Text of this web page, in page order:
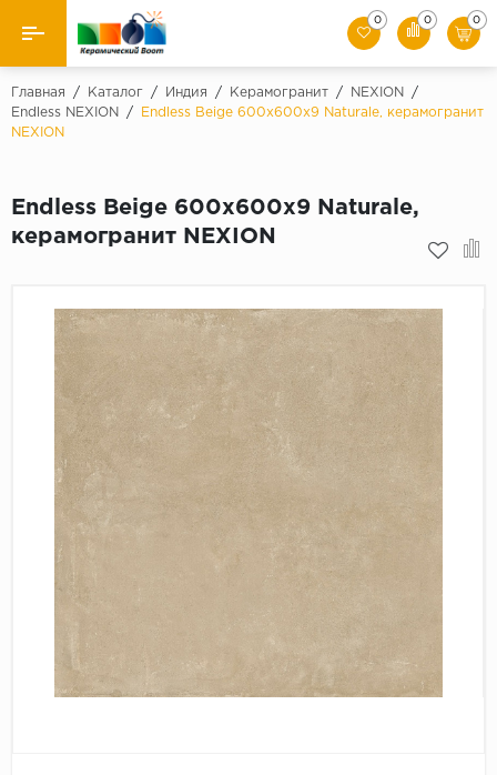
Назад
Производители
Керамогранит
Искусственный камень
0 0 0
Главная / Каталог / Индия / Керамогранит / NEXION
/
Endless NEXION
/
Endless Beige 600х600x9 Naturale, керамогранит
NEXION
Endless Beige 600х600x9 Naturale,
керамогранит NEXION